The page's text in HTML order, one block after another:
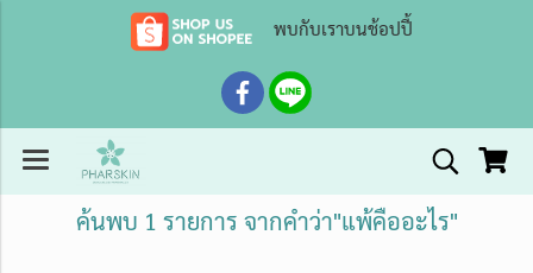
พบกับเราบนช้อปปี้
ค้นพบ 1 รายการ จากคำว่า"แพ้คืออะไร"